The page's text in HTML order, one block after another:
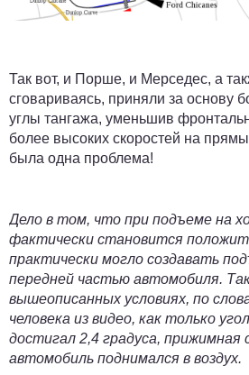
Так вот, и Порше, и Мерседес, а
сговариваясь, приняли за основу
углы тангажа, уменьшив
более высоких скоростей на
была одна проблема!
Дело в том, что при подъеме на
фактически становится
практически могло создавать
передней частью автомобиля.
вышеописанных условиях, по
человека из видео, как только
достигал 2,4 градуса, прижимная
автомобиль поднимался в воздух.